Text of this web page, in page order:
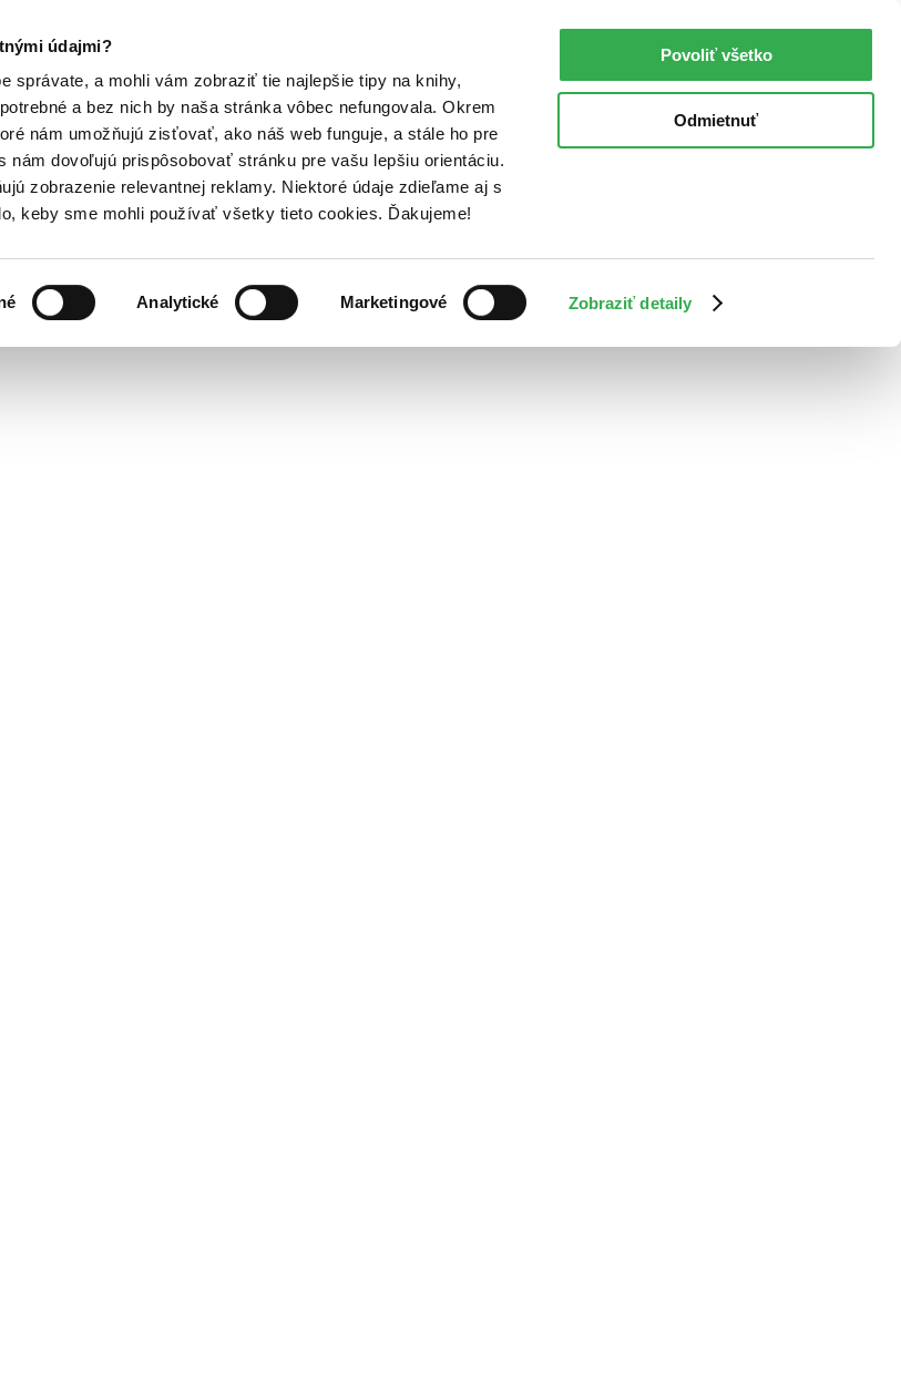
údajmi?
správate, a mohli vám zobraziť tie najlepšie tipy na knihy,
a bez nich by naša stránka vôbec nefungovala. Okrem
nám umožňujú zisťovať, ako náš web funguje, a stále ho pre
dovoľujú prispôsobovať stránku pre vašu lepšiu orientáciu.
zobrazenie relevantnej reklamy. Niektoré údaje zdieľame aj s
keby sme mohli používať všetky tieto cookies. Ďakujeme!
Analytické Marketingové Zobraziť detaily
Povoliť všetko
Odmietnuť